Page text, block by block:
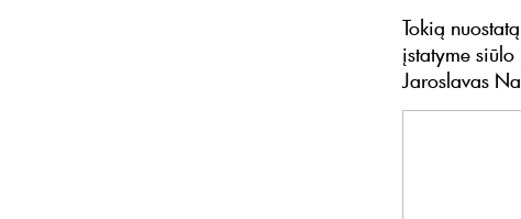
Tokią
įstatyme
Jaroslavas